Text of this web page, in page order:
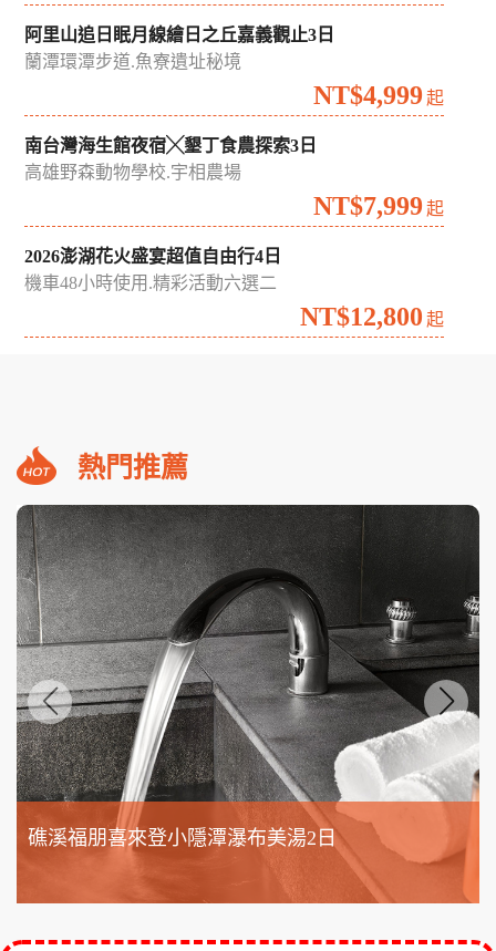
阿里山追日眠月線繪日之丘嘉義觀止3日
蘭潭環潭步道.魚寮遺址秘境
NT$4,999 起
南台灣海生館夜宿╳墾丁食農探索3日
高雄野森動物學校.宇相農場
NT$7,999 起
2026澎湖花火盛宴超值自由行4日
機車48小時使用.精彩活動六選二
NT$12,800 起
熱門推薦
礁溪福朋喜來登小隱潭瀑布美湯2日
NT$ 3,588 起